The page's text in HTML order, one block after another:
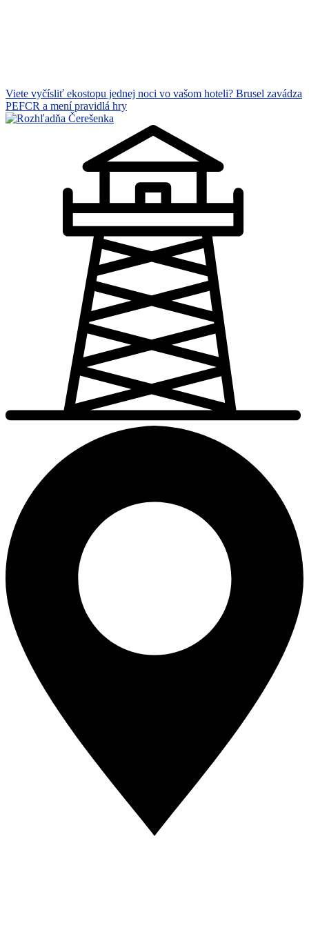
Viete vyčísliť ekostopu jednej noci vo vašom hoteli? Brusel zavádza
PEFCR a mení pravidlá hry